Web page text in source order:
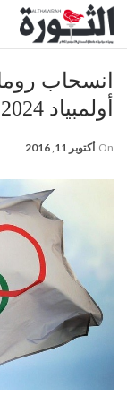
انسحاب
أولمبياد 2024
On أكتوبر 11, 2016